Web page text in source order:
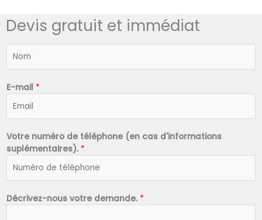
Devis gratuit et immédiat
*
E-mail *
Votre numéro de téléphone (en cas d'informations
suplémentaires). *
Décrivez-nous votre demande. *